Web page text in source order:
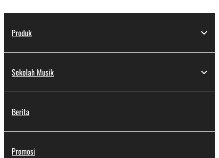
Produk
Sekolah Musik
Berita
Promosi